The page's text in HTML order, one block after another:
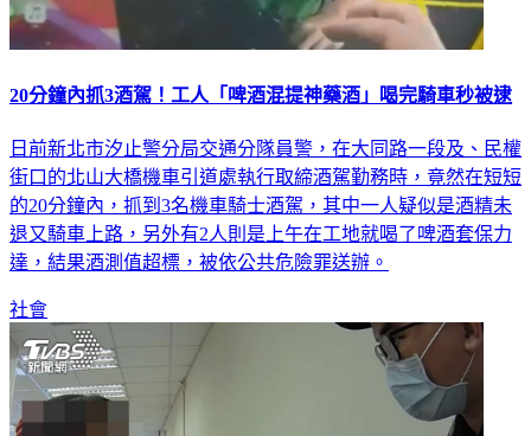
20分鐘內抓3酒駕！工人「啤酒混提神藥酒」喝完騎車秒被逮
日前新北市汐止警分局交通分隊員警，在大同路一段及、民權
街口的北山大橋機車引道處執行取締酒駕勤務時，竟然在短短
的20分鐘內，抓到3名機車騎士酒駕，其中一人疑似是酒精未
退又騎車上路，另外有2人則是上午在工地就喝了啤酒套保力
達，結果酒測值超標，被依公共危險罪送辦。
社會